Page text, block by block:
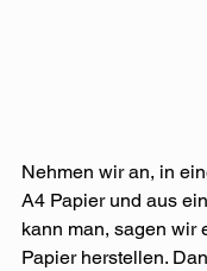
Nehmen wir an, in
A4 Papier und aus
kann man, sagen wir
Papier herstellen.